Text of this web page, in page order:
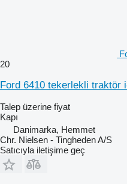
20
Ford 6410 tekerlekli traktör
Talep üzerine fiyat
Kapı
Danimarka, Hemmet
Chr. Nielsen - Tingheden A/S
Satıcıyla iletişime geç